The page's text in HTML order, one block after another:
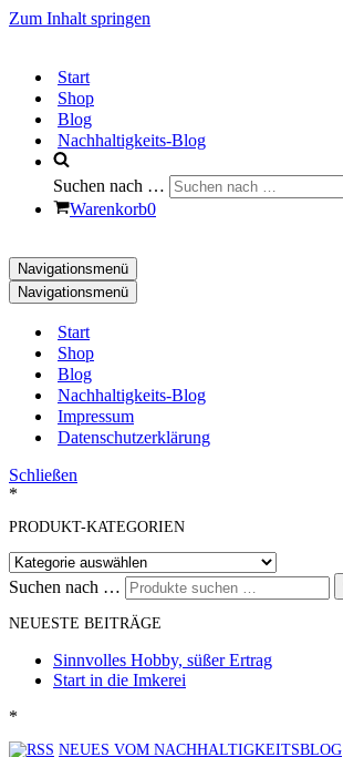
Zum Inhalt springen
Start
Shop
Blog
Nachhaltigkeits-Blog
Suchen nach …
Warenkorb0
Navigationsmenü
Navigationsmenü
Start
Shop
Blog
Nachhaltigkeits-Blog
Impressum
Datenschutzerklärung
Schließen
*
PRODUKT-KATEGORIEN
Suchen nach …
NEUESTE BEITRÄGE
Sinnvolles Hobby, süßer Ertrag
Start in die Imkerei
*
NEUES VOM NACHHALTIGKEITSBLOG